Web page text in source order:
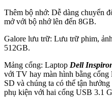
Thêm bộ nhớ: Dễ dàng chuyển
mở với bộ nhớ lên đến 8GB.
Galore lưu trữ: Lưu trữ phim,
512GB.
Mảng cổng: Laptop Dell
với TV hay màn hình bằng
SD và chúng ta có thể tận
phụ kiện với hai cổng USB 3.1